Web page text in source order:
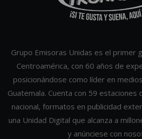
Grupo Emisoras Unidas es el primer
Centroamérica, con 60 años de
posicionándose como líder en
Guatemala. Cuenta con 59 estaciones
nacional, formatos en publicidad
una Unidad Digital que alcanza a
y anúnciese con